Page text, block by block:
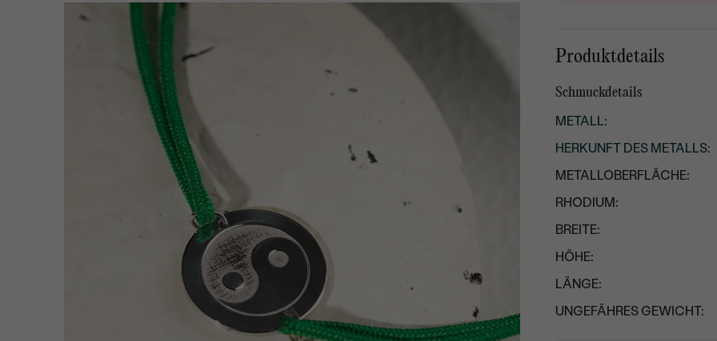
Produktdetails
Schmuckdetails
METALL:
HERKUNFT DES METALLS:
METALLOBERFLÄCHE:
RHODIUM:
BREITE:
HÖHE:
LÄNGE:
UNGEFÄHRES GEWICHT: